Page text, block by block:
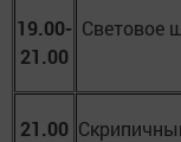
19.00-
21.00
Световое
21.00